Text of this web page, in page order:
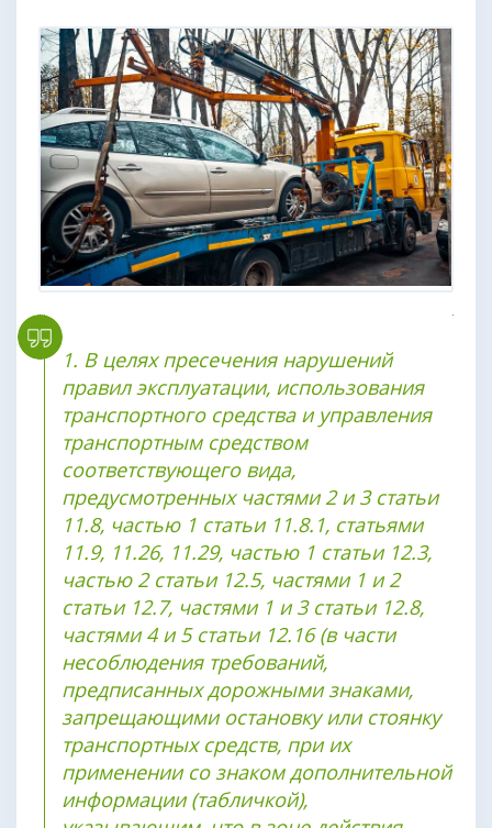
1. В целях пресечения нарушений
правил эксплуатации, использования
транспортного средства и управления
транспортным средством
соответствующего вида,
предусмотренных частями 2 и 3 статьи
11.8, частью 1 статьи 11.8.1, статьями
11.9, 11.26, 11.29, частью 1 статьи 12.3,
частью 2 статьи 12.5, частями 1 и 2
статьи 12.7, частями 1 и 3 статьи 12.8,
частями 4 и 5 статьи 12.16 (в части
несоблюдения требований,
предписанных дорожными знаками,
запрещающими остановку или стоянку
транспортных средств, при их
применении со знаком дополнительной
информации (табличкой),